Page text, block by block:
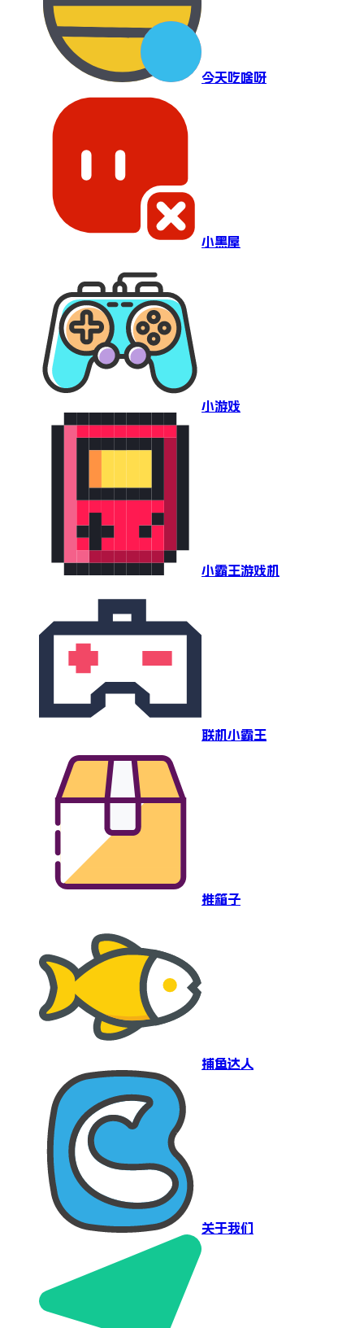
今天吃啥呀
小黑屋
小游戏
小霸王游戏机
联机小霸王
推箱子
捕鱼达人
关于我们